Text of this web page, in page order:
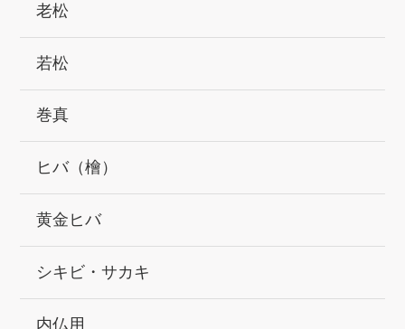
老松
若松
巻真
ヒバ（檜）
黄金ヒバ
シキビ・サカキ
内仏用